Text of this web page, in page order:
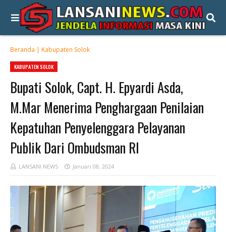
Beranda | Kabupaten Solok
KABUPATEN SOLOK
Bupati Solok, Capt. H. Epyardi Asda,
M.Mar Menerima Penghargaan Penilaian
Kepatuhan Penyelenggara Pelayanan
Publik Dari Ombudsman RI
LANSANI NEWS Januari 08, 2024